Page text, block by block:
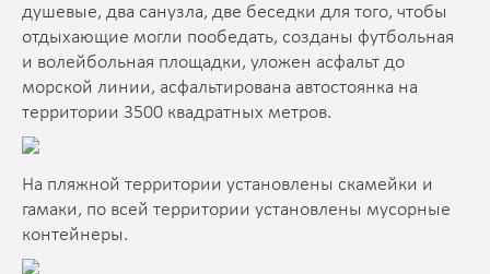
душевые, два санузла, две беседки для того, чтобы
отдыхающие могли пообедать, созданы футбольная
и волейбольная площадки, уложен асфальт до
морской линии, асфальтирована автостоянка на
территории 3500 квадратных метров.
На пляжной территории установлены скамейки и
гамаки, по всей территории установлены мусорные
контейнеры.